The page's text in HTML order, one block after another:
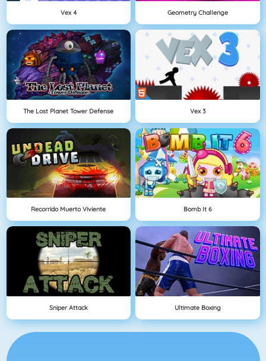
Vex 4 Geometry Challenge
The Lost Planet Tower Defense Vex 3
Recorrido Muerto Viviente Bomb It 6
Sniper Attack Ultimate Boxing